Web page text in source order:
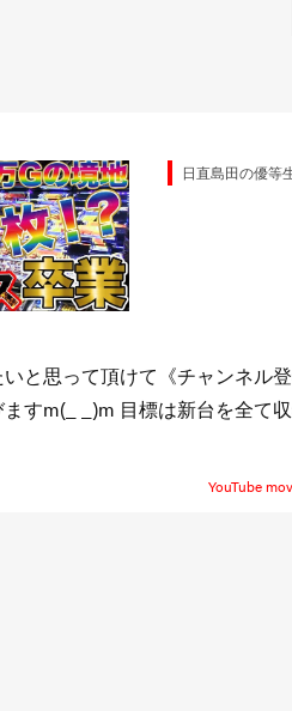
日直島田の優等
ジュール↓ http://niccyoku-
僅かにでも観たいと思って頂け